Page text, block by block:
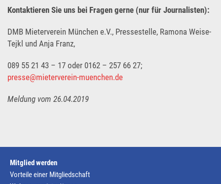
Kontaktieren Sie uns bei Fragen gerne (nur für Journalisten):
DMB Mieterverein München e.V., Pressestelle, Ramona Weise-
Tejkl und Anja Franz,
089 55 21 43 – 17 oder 0162 – 257 66 27;
presse@mieterverein-muenchen.de
Meldung vom 26.04.2019
Mitglied werden
Vorteile einer Mitgliedschaft